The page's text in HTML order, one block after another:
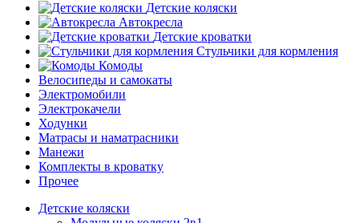
Детские коляски
Автокресла
Детские кроватки
Стульчики для кормления
Комоды
Велосипеды и самокаты
Электромобили
Электрокачели
Ходунки
Матрасы и наматрасники
Манежи
Комплекты в кроватку
Прочее
Детские коляски